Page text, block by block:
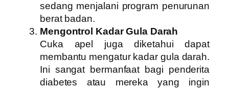
sedang menjalani program penurunan
berat badan.
Mengontrol Kadar Gula Darah
Cuka apel juga diketahui dapat
membantu mengatur kadar gula darah.
Ini sangat bermanfaat bagi penderita
diabetes atau mereka yang ingin